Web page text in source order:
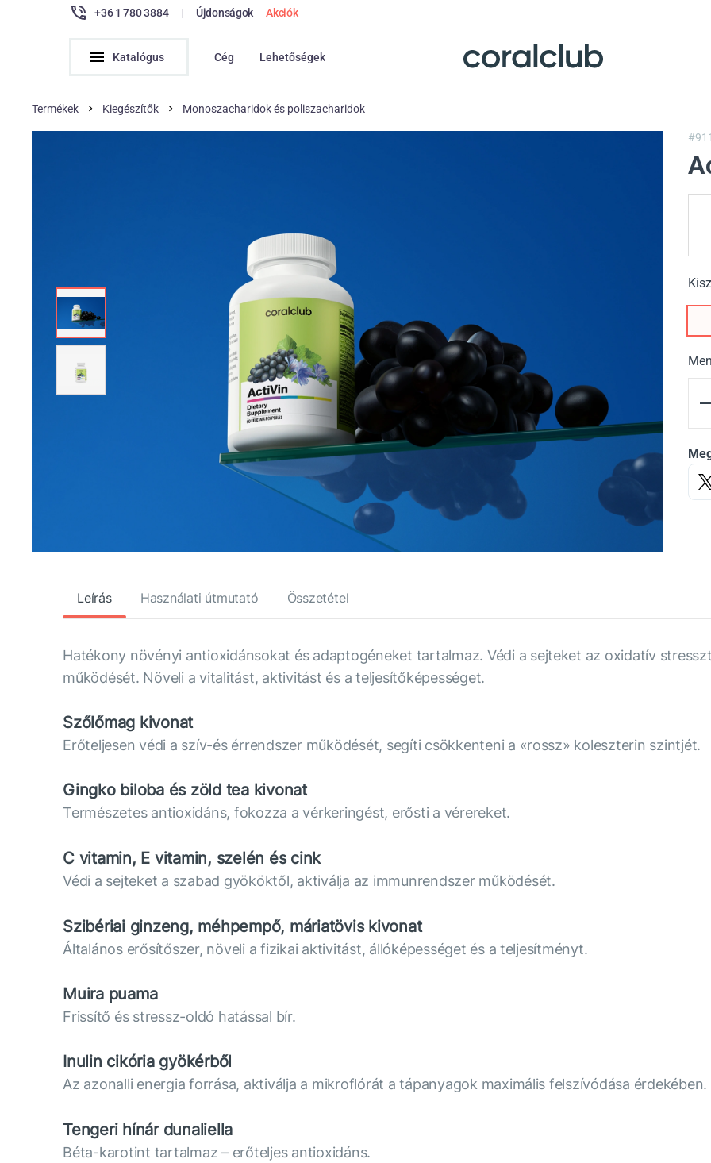
+36 1 780 3884 | Újdonságok Akciók
Katalógus Cég Lehetőségek
Termékek Kiegészítők Monoszacharidok és poliszacharidok
Leírás Használati útmutató Összetétel
Hatékony növényi antioxidánsokat és adaptogéneket tartalmaz. Védi a sejteket az oxidatív
működését. Növeli a vitalitást, aktivitást és a teljesítőképességet.
Szőlőmag kivonat
Erőteljesen védi a szív-és érrendszer működését, segíti csökkenteni a «rossz» koleszterin szintjét.
Gingko biloba és zöld tea kivonat
Természetes antioxidáns, fokozza a vérkeringést, erősti a vérereket.
C vitamin, E vitamin, szelén és cink
Védi a sejteket a szabad gyököktől, aktiválja az immunrendszer működését.
Szibériai ginzeng, méhpempő, máriatövis kivonat
Általános erősítőszer, növeli a fizikai aktivitást, állóképességet és a teljesítményt.
Muira puama
Frissítő és stressz-oldó hatással bír.
Inulin cikória gyökérből
Az azonalli energia forrása, aktiválja a mikroflórát a tápanyagok maximális felszívódása érdekében.
Tengeri hínár dunaliella
Béta-karotint tartalmaz – erőteljes antioxidáns.